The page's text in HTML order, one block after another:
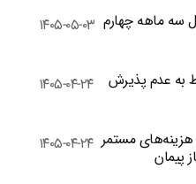
ماهه چهارم ۱۴۰۵-۰۵-۰۳
به عدم پذیرش
۱۴۰۵-۰۴-۲۴
مستمر
پیمان
۱۴۰۵-۰۴-۲۴